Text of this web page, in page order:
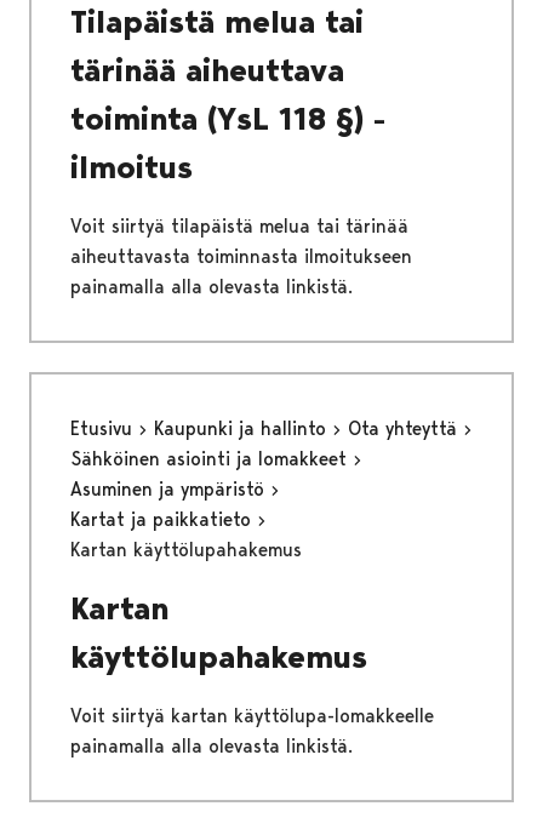
Tilapäistä melua tai
tärinää aiheuttava
toiminta (YsL 118 §) -
ilmoitus
Voit siirtyä tilapäistä melua tai tärinää
aiheuttavasta toiminnasta ilmoitukseen
painamalla alla olevasta linkistä.
Etusivu Kaupunki ja hallinto
Ota yhteyttä
Sähköinen asiointi ja lomakkeet
Asuminen ja ympäristö
Kartat ja paikkatieto
Kartan käyttölupahakemus
Kartan
käyttölupahakemus
Voit siirtyä kartan käyttölupa-lomakkeelle
painamalla alla olevasta linkistä.